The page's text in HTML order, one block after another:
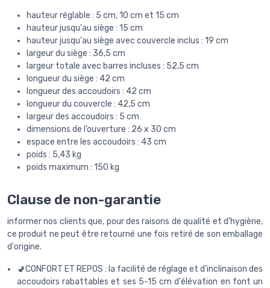
hauteur réglable : 5 cm, 10 cm et 15 cm
hauteur jusqu'au siège : 15 cm
hauteur jusqu'au siège avec couvercle inclus : 19 cm
largeur du siège : 36,5 cm
largeur totale avec barres incluses : 52,5 cm
longueur du siège : 42 cm
longueur des accoudoirs : 42 cm
longueur du couvercle : 42,5 cm
largeur des accoudoirs : 5 cm
dimensions de l’ouverture : 26 x 30 cm
espace entre les accoudoirs : 43 cm
poids : 5,43 kg
poids maximum : 150 kg
Clause de non-garantie
informer nos clients que, pour des raisons de qualité et d'hygiène,
ce produit ne peut être retourné une fois retiré de son emballage
d'origine.
🚽CONFORT ET REPOS : la facilité de réglage et d'inclinaison des
accoudoirs rabattables et ses 5-15 cm d'élévation en font un